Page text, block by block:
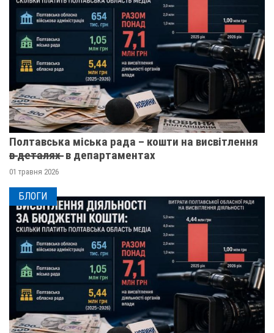
Полтавська міська рада – кошти на висвітлення
в̶ ̶д̶е̶т̶а̶л̶я̶х̶ ̶ в департаментах
01 травня 2026
БЛОГИ